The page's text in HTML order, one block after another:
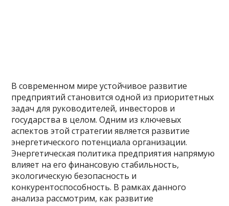
В современном мире устойчивое развитие
предприятий становится одной из приоритетных
задач для руководителей, инвесторов и
государства в целом. Одним из ключевых
аспектов этой стратегии является развитие
энергетического потенциала организации.
Энергетическая политика предприятия напрямую
влияет на его финансовую стабильность,
экологическую безопасность и
конкурентоспособность. В рамках данного
анализа рассмотрим, как развитие